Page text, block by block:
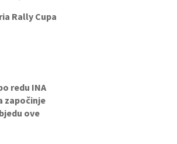
Rally Cupa
redu INA
započinje
ove